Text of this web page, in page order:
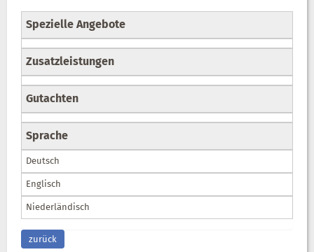
Spezielle Angebote
Zusatzleistungen
Gutachten
Sprache
Deutsch
Englisch
Niederländisch
zurück